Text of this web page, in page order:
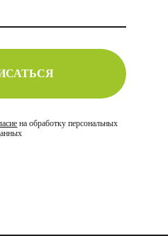
на обработку персональных